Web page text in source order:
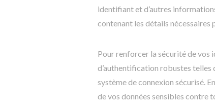
identifiant et d’autres
contenant les détails nécessaires
Pour renforcer la sécurité de vos
d’authentification robustes telles
système de connexion sécurisé.
de vos données sensibles contre